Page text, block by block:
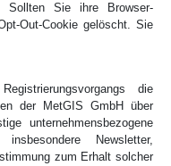
Sollten Sie ihre Browser-
Out-Cookie gelöscht. Sie
die
der MetGIS GmbH über
unternehmensbezogene
Newsletter,
zum Erhalt solcher